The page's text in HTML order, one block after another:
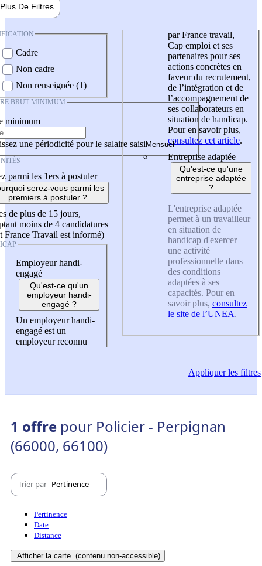
Plus De Filtres
Cadre
Non cadre
Non renseignée (1)
BRUT MINIMUM
minimum
une périodicité pour le salaire saisi
parmi les 1ers à postuler
serez-vous parmi les
premiers à postuler ?
de plus de 15 jours,
moins de 4 candidatures
France Travail est informé)
Employeur handi-
engagé
Qu'est-ce qu'un
employeur handi-
engagé ?
Un employeur handi-
engagé est un
employeur reconnu
par France travail,
Cap emploi et ses
partenaires pour ses
actions concrètes en
faveur du recrutement,
de l’intégration et de
l’accompagnement de
ses collaborateurs en
situation de handicap.
Pour en savoir plus,
consultez cet article.
Entreprise adaptée
Qu'est-ce qu'une
entreprise adaptée
?
L'entreprise adaptée
permet à un travailleur
en situation de
handicap d'exercer
une activité
professionnelle dans
des conditions
adaptées à ses
capacités. Pour en
savoir plus, consultez
le site de l’UNEA.
Appliquerles filtres
1 offre pour Policier - Perpignan
(66000, 66100)
Trier par Pertinence
Pertinence
Date
Distance
Afficher la carte (contenu non-accessible)